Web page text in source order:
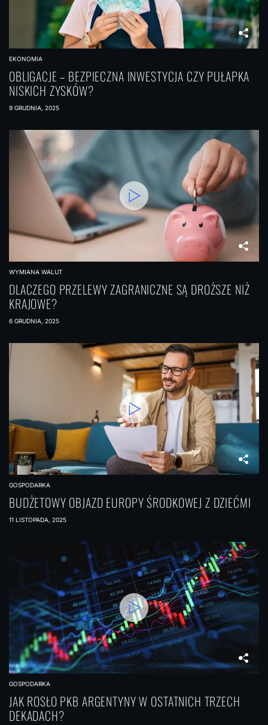
EKONOMIA
OBLIGACJE – BEZPIECZNA INWESTYCJA CZY PUŁAPKA
NISKICH ZYSKÓW?
9 GRUDNIA, 2025
WYMIANA WALUT
DLACZEGO PRZELEWY ZAGRANICZNE SĄ DROŻSZE NIŻ
KRAJOWE?
6 GRUDNIA, 2025
GOSPODARKA
BUDŻETOWY OBJAZD EUROPY ŚRODKOWEJ Z DZIEĆMI
11 LISTOPADA, 2025
GOSPODARKA
JAK ROSŁO PKB ARGENTYNY W OSTATNICH TRZECH
DEKADACH?